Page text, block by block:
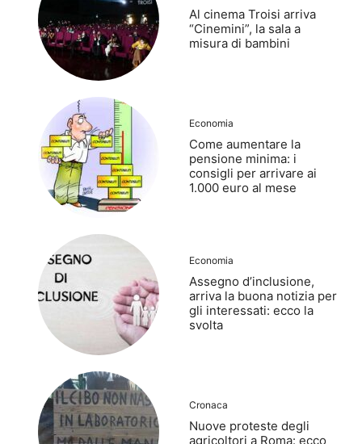
Al cinema Troisi arriva
“Cinemini”, la sala a
misura di bambini
Economia
Come aumentare la
pensione minima: i
consigli per arrivare ai
1.000 euro al mese
Economia
Assegno d’inclusione,
arriva la buona notizia per
gli interessati: ecco la
svolta
Cronaca
Nuove proteste degli
agricoltori a Roma: ecco